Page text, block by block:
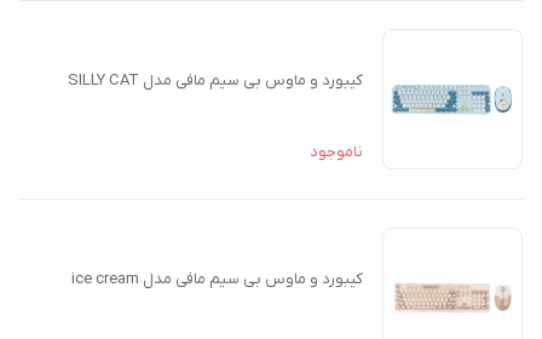
کیبورد و ماوس بی سیم مافی مدل SILLY CAT
ناموجود
کیبورد و ماوس بی سیم مافی مدل ice cream